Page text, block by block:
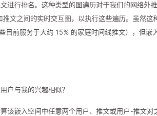
进行排名。这种类型的图遍历对于我们的网络外
文之间的实时交互图，以执行这些遍历。虽然这
前服务于大约 15% 的家庭时间线推文），但嵌
户与我的兴趣相似？
该嵌入空间中任意两个用户、推文或用户-推文对